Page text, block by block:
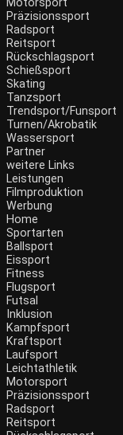
Motorsport
Präzisionssport
Radsport
Reitsport
Rückschlagsport
Schießsport
Skating
Tanzsport
Trendsport/Funsport
Turnen/Akrobatik
Wassersport
Partner
weitere Links
Leistungen
Filmproduktion
Werbung
Menü
Home
Sportarten
Ballsport
Eissport
Fitness
Flugsport
Futsal
Inklusion
Kampfsport
Kraftsport
Laufsport
Leichtathletik
Motorsport
Präzisionssport
Radsport
Reitsport